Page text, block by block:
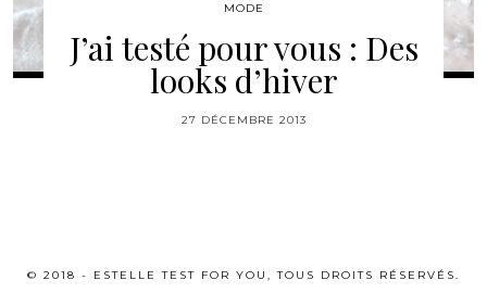
MODE
J’ai testé pour vous : Des
looks d’hiver
27 DÉCEMBRE 2013
© 2018 - ESTELLE TEST FOR YOU, TOUS DROITS RÉSERVÉS.